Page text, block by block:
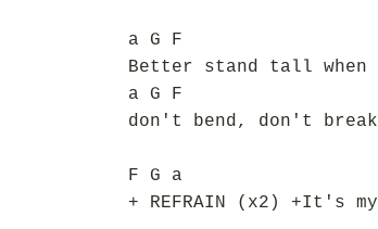
a G F
Better stand tall
a G F
don't bend, don't
F G a
+ REFRAIN (x2) +It's